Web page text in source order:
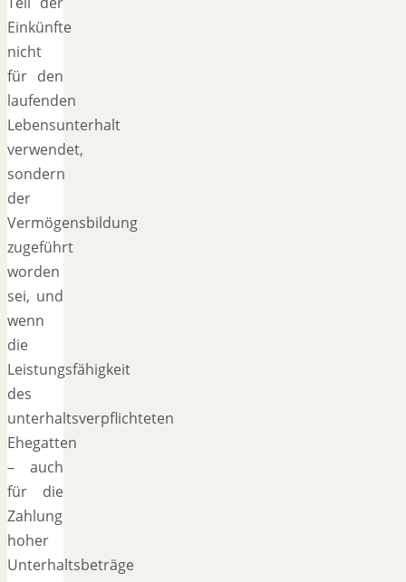
Einkünfte
nicht
für den
laufenden
Lebensunterhalt
verwendet,
sondern
der
Vermögensbildung
zugeführt
worden
sei, und
wenn
die
Leistungsfähigkeit
des
unterhaltsverpflichteten
Ehegatten
– auch
für die
Zahlung
hoher
Unterhaltsbeträge